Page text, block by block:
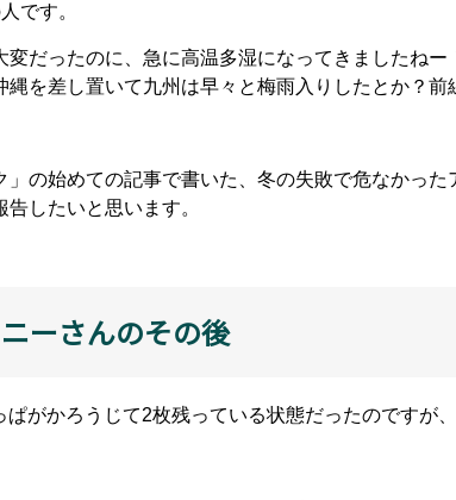
です。
変だったのに、急に高温多湿になってきましたねー
縄を差し置いて九州は早々と梅雨入りしたとか？
」の始めての記事で書いた、冬の失敗で危なかっ
したいと思います。
ーさんのその後
ぱがかろうじて2枚残っている状態だったのですが